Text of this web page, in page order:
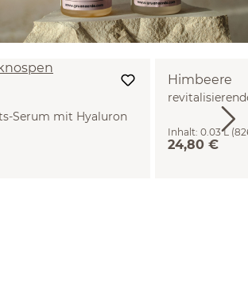
Serum mit Hyaluron
Himbeere
Inhalt: 0.03 L
24,80 €